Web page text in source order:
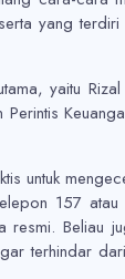
yang terdiri
yaitu
untuk
157
Beliau
terhindar